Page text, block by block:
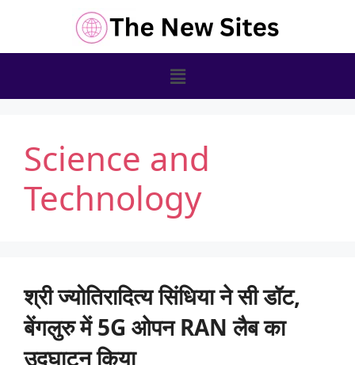
Science and
Technology
श्री ज्योतिरादित्य सिंधिया ने सी डॉट,
बेंगलुरु में 5G ओपन RAN लैब का
उद्घाटन किया